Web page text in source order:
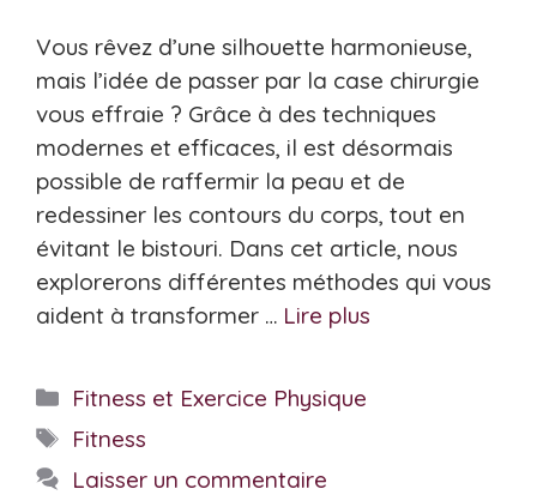
Vous rêvez d’une silhouette harmonieuse,
mais l’idée de passer par la case chirurgie
vous effraie ? Grâce à des techniques
modernes et efficaces, il est désormais
possible de raffermir la peau et de
redessiner les contours du corps, tout en
évitant le bistouri. Dans cet article, nous
explorerons différentes méthodes qui vous
aident à transformer … Lire plus
Catégories
Fitness et Exercice Physique
Étiquettes
Fitness
Laisser un commentaire